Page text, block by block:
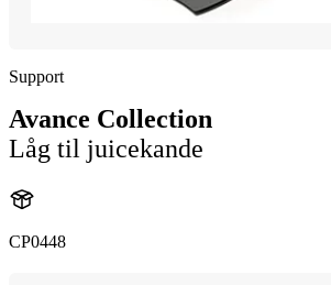
Support
Avance Collection
Låg til juicekande
CP0448